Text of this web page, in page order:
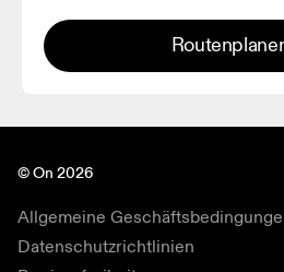
Routenplaner
© On 2026
Allgemeine
Datenschutzrichtlinien